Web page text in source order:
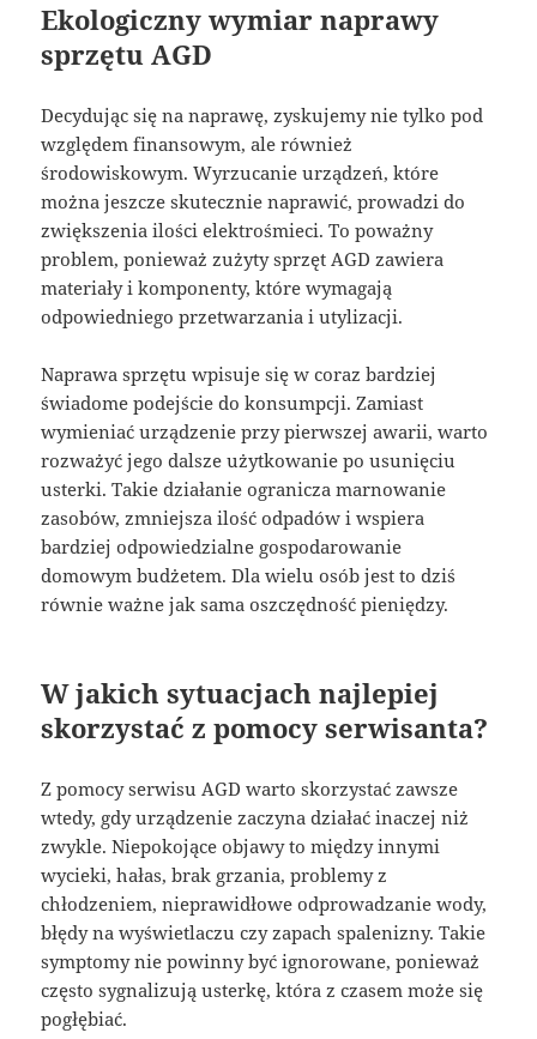
Ekologiczny wymiar naprawy
sprzętu AGD
Decydując się na naprawę, zyskujemy nie tylko pod
względem finansowym, ale również
środowiskowym. Wyrzucanie urządzeń, które
można jeszcze skutecznie naprawić, prowadzi do
zwiększenia ilości elektrośmieci. To poważny
problem, ponieważ zużyty sprzęt AGD zawiera
materiały i komponenty, które wymagają
odpowiedniego przetwarzania i utylizacji.
Naprawa sprzętu wpisuje się w coraz bardziej
świadome podejście do konsumpcji. Zamiast
wymieniać urządzenie przy pierwszej awarii, warto
rozważyć jego dalsze użytkowanie po usunięciu
usterki. Takie działanie ogranicza marnowanie
zasobów, zmniejsza ilość odpadów i wspiera
bardziej odpowiedzialne gospodarowanie
domowym budżetem. Dla wielu osób jest to dziś
równie ważne jak sama oszczędność pieniędzy.
W jakich sytuacjach najlepiej
skorzystać z pomocy serwisanta?
Z pomocy serwisu AGD warto skorzystać zawsze
wtedy, gdy urządzenie zaczyna działać inaczej niż
zwykle. Niepokojące objawy to między innymi
wycieki, hałas, brak grzania, problemy z
chłodzeniem, nieprawidłowe odprowadzanie wody,
błędy na wyświetlaczu czy zapach spalenizny. Takie
symptomy nie powinny być ignorowane, ponieważ
często sygnalizują usterkę, która z czasem może się
pogłębiać.